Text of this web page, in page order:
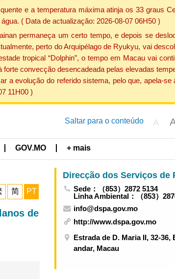
e a temperatura máxima atinja os 33 graus
( Data de actualização: 2026-08-07 06H50 )
permaneça um certo tempo, e depois se
perto do Arquipélago de Ryukyu, vai
tropical “Dolphin”, o tempo em Macau vai
convecção desencadeada pelas elevadas
a evolução do referido sistema, pelo que, apela-se
11H00 )
Saltar para o conteúdo A
GOV.MO + mais
简 PT
de
Sede：（853）2872 5134
Linha Ambiental：（853）
info@dspa.gov.mo
http://www.dspa.gov.mo
Estrada de D. Maria II, 32-36,
andar, Macau